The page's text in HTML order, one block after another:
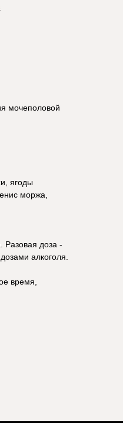
мочеполовой
ягоды
моржа,
Разовая доза -
алкоголя.
время,